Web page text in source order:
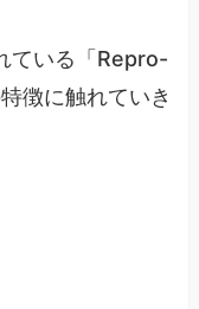
ている「Repro-
徴に触れていき